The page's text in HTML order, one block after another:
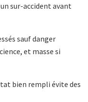
sur-accident avant
sauf danger
et masse si
bien rempli évite des